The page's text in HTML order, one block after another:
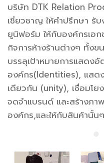
บริษัท DTK Relation
เชี่ยวชาญ ให้คำปรึกษา รั
ยูนิฟอร์ม ให้กับองค์กรเอ
กิจการห้างร้านต่างๆ ทั้งข
บรรลุเป้าหมายการแสดง
องค์กร(Identities), แสด
เดียวกัน (unity), เชื่อมโย
จดจำแบรนด์ และสร้างภ
องค์กร,และให้กับสินค้านั้นๆ